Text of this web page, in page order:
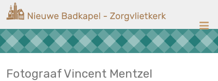
naar
inhoud
Nieuwe
Badkapel
Kerk
Fotograaf Vincent Mentzel